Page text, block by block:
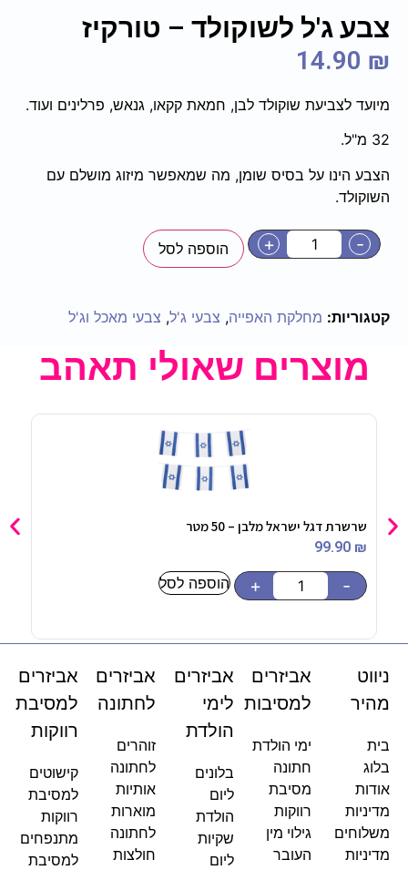
צבע ג'ל לשוקולד – טורקיז
14.90 ₪
מיועד לצביעת שוקולד לבן, חמאת קקאו, גנאש, פרלינים ועוד.
32 מ"ל.
הצבע הינו על בסיס שומן, מה שמאפשר מיזוג מושלם עם
השוקולד.
-
+ הוספה לסל
קטגוריות: מחלקת האפייה, צבעי ג'ל, צבעי מאכל וג'ל
מוצרים שאולי תאהב
שרשרת דגל ישראל מלבן – 50 מטר
99.90 ₪
-
+ הוספה לסל
ניווט
מהיר
בית
בלוג
אודות
מדיניות
משלוחים
מדיניות
אביזרים
למסיבות
ימי הולדת
חתונה
מסיבת
רווקות
גילוי מין
העובר
אביזרים
לימי
הולדת
בלונים
ליום
הולדת
שקיות
ליום
אביזרים
לחתונה
זוהרים
לחתונה
אותיות
מוארות
לחתונה
חולצות
אביזרים
למסיבת
רווקות
קישוטים
למסיבת
רווקות
מתנפחים
למסיבת